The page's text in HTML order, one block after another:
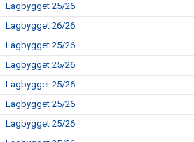
Lagbygget 25/26
Lagbygget 26/26
Lagbygget 25/26
Lagbygget 25/26
Lagbygget 25/26
Lagbygget 25/26
Lagbygget 25/26